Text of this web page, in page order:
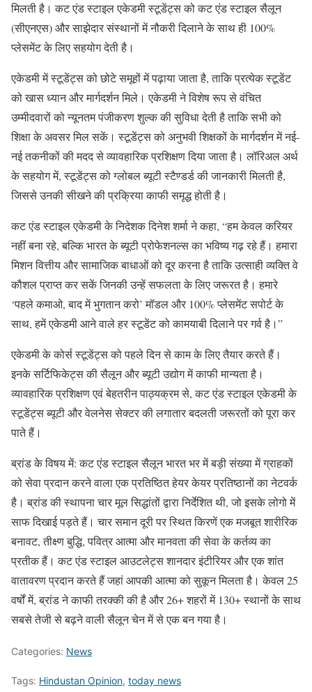
मिलती है। कट एंड स्टाइल एकेडमी स्‍टूडेंट्स को कट एंड स्टाइल सैलून
(सीएनएस) और साझेदार संस्थानों में नौकरी दिलाने के साथ ही 100%
प्‍लेसमेंट के लिए सहयोग देती है।
एकेडमी में स्‍टूडेंट्स को छोटे समूहों में पढ़ाया जाता है, ताकि प्रत्‍येक स्‍टूडेंट
को खास ध्यान और मार्गदर्शन मिले। एकेडमी ने विशेष रूप से वंचित
उम्मीदवारों को न्यूनतम पंजीकरण शुल्क की सुविधा देती है ताकि सभी को
शिक्षा के अवसर मिल सकें। स्‍टूडेंट्स को अनुभवी शिक्षकों के मार्गदर्शन में नई-
नई तकनीकों की मदद से व्यावहारिक प्रशिक्षण दिया जाता है। लॉरिअल अर्थ
के सहयोग में, स्‍टूडेंट्स को ग्‍लोबल ब्‍यूटी स्‍टैण्‍डर्ड की जानकारी मिलती है,
जिससे उनकी सीखने की प्रक्रिया काफी समृद्ध होती है।
कट एंड स्टाइल एकेडमी के निदेशक दिनेश शर्मा ने कहा, “हम केवल करियर
नहीं बना रहे, बल्कि भारत के ब्यूटी प्रोफेशनल्स का भविष्य गढ़ रहे हैं। हमारा
मिशन वित्तीय और सामाजिक बाधाओं को दूर करना है ताकि उत्साही व्यक्ति वे
कौशल प्राप्‍त कर सकें जिनकी उन्हें सफलता के लिए जरूरत है। हमारे
‘पहले कमाओ, बाद में भुगतान करो’ मॉडल और 100% प्लेसमेंट सपोर्ट के
साथ, हमें एकेडमी आने वाले हर स्‍टूडेंट को कामयाबी दिलाने पर गर्व है।”
एकेडमी के कोर्स स्‍टूडेंट्स को पहले दिन से काम के लिए तैयार करते हैं।
इनके सर्टिफिकेट्स की सैलून और ब्यूटी उद्योग में काफी मान्‍यता है।
व्यावहारिक प्रशिक्षण एवं बेहतरीन पाठ्यक्रम से, कट एंड स्‍टाइल एकेडमी के
स्‍टूडेंट्स ब्यूटी और वेलनेस सेक्‍टर की लगातार बदलती जरूरतों को पूरा कर
पाते हैं।
ब्रांड के विषय में: कट एंड स्टाइल सैलून भारत भर में बड़ी संख्‍या में ग्राहकों
को सेवा प्रदान करने वाला एक प्रतिष्ठित हेयर केयर प्रतिष्ठानों का नेटवर्क
है। ब्रांड की स्थापना चार मूल सिद्धांतों द्वारा निर्देशित थी, जो इसके लोगो में
साफ दिखाई पड़ते हैं। चार समान दूरी पर स्थित किरणें एक मजबूत शारीरिक
बनावट, तीक्ष्ण बुद्धि, पवित्र आत्मा और मानवता की सेवा के कर्तव्य का
प्रतीक हैं। कट एंड स्टाइल आउटलेट्स शानदार इंटीरियर और एक शांत
वातावरण प्रदान करते हैं जहां आपकी आत्मा को सुकून मिलता है। केवल 25
वर्षों में, ब्रांड ने काफी तरक्‍की की है और 26+ शहरों में 130+ स्थानों के साथ
सबसे तेजी से बढ़ने वाली सैलून चेन में से एक बन गया है।
Categories: News
Tags: Hindustan Opinion, today news